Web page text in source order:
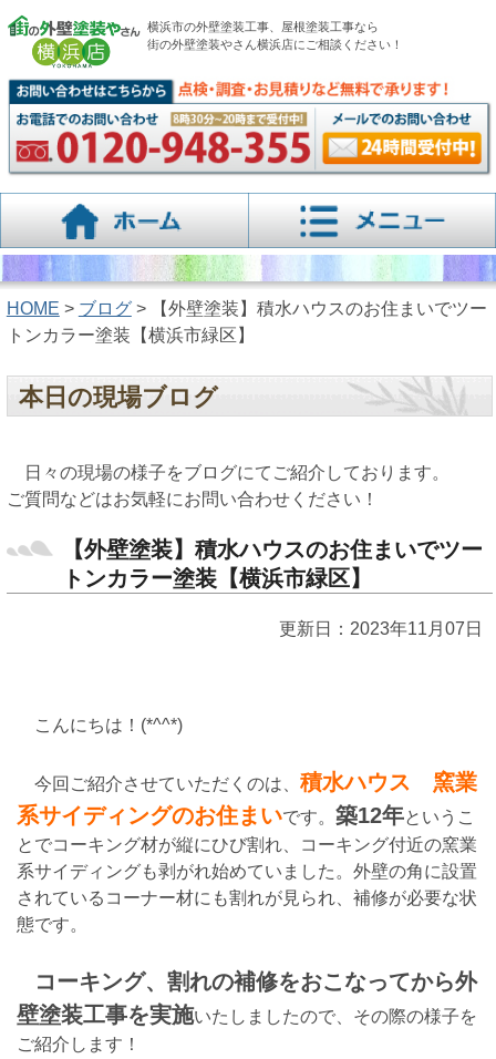
横浜市の外壁塗装工事、屋根塗装工事なら
街の外壁塗装やさん横浜店にご相談ください！
HOME > ブログ> 【外壁塗装】積水ハウスのお住まいでツー
トンカラー塗装【横浜市緑区】
本日の現場ブログ
日々の現場の様子をブログにてご紹介しております。
ご質問などはお気軽にお問い合わせください！
【外壁塗装】積水ハウスのお住まいでツー
トンカラー塗装【横浜市緑区】
更新日：2023年11月07日
こんにちは！(*^^*)
今回ご紹介させていただくのは、 積水ハウス 窯業
系サイディングのお住まいです。 築12年というこ
とでコーキング材が縦にひび割れ、コーキング付近の窯業
系サイディングも剥がれ始めていました。外壁の角に設置
されているコーナー材にも割れが見られ、補修が必要な状
態です。
コーキング、割れの補修をおこなってから外
壁塗装工事を実施いたしましたので、その際の様子を
ご紹介します！